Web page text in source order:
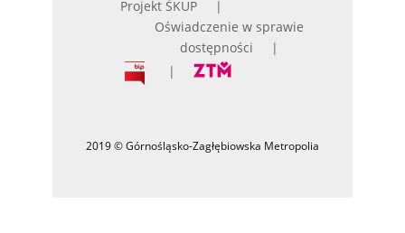
Projekt ŚKUP
Oświadczenie w sprawie
dostępności
2019 © Górnośląsko-Zagłębiowska Metropolia